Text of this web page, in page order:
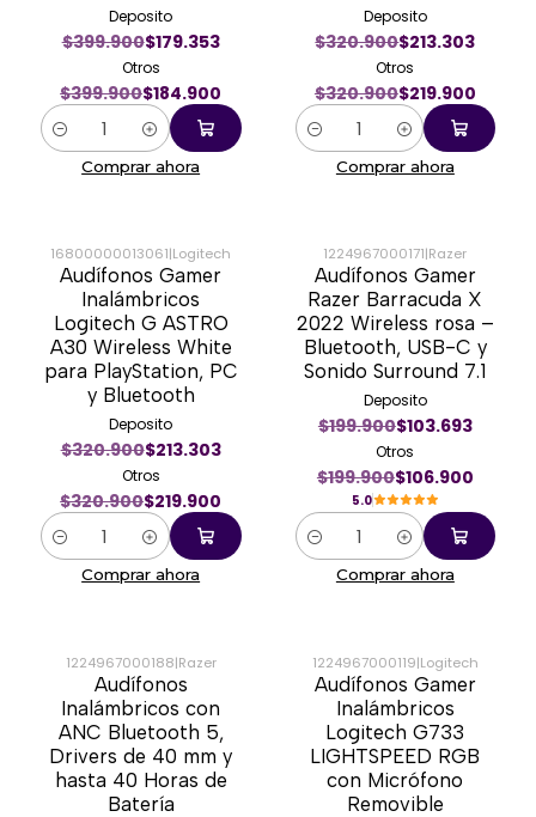
Deposito
$399.900$179.353
Otros
$399.900$184.900
Cantidad
Comprar ahora
Deposito
$320.900$213.303
Otros
$320.900$219.900
Cantidad
Comprar ahora
-31%
16800000013061|Logitech
Audífonos Gamer
Inalámbricos
Logitech G ASTRO
A30 Wireless White
para PlayStation, PC
y Bluetooth
Deposito
$320.900$213.303
Otros
$320.900$219.900
Cantidad
Comprar ahora
-47%
1224967000171|Razer
Audífonos Gamer
Razer Barracuda X
2022 Wireless rosa –
Bluetooth, USB-C y
Sonido Surround 7.1
Deposito
$199.900$103.693
Otros
$199.900$106.900
5.0
Cantidad
Comprar ahora
-20%
1224967000188|Razer
Audífonos
Inalámbricos con
ANC Bluetooth 5,
Drivers de 40 mm y
hasta 40 Horas de
Batería
-14%
1224967000119|Logitech
Audífonos Gamer
Inalámbricos
Logitech G733
LIGHTSPEED RGB
con Micrófono
Removible